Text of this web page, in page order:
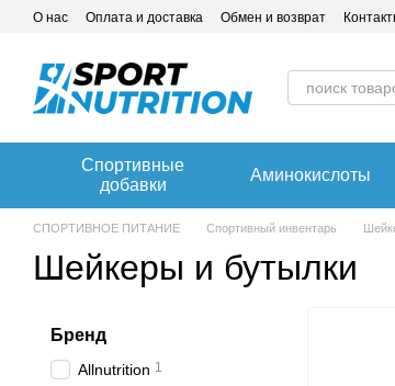
Перейти к основному контенту
О нас Оплата и доставка Обмен и возврат
Спортивные
добавки
Аминокислоты
СПОРТИВНОЕ ПИТАНИЕ Спортивный инвентарь
Шейкеры и бутылки
Бренд
Allnutrition 1